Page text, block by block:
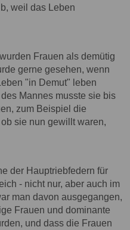
weil das Leben
Frauen als demütig
gerne gesehen, wenn
"in Demut" leben
Mannes musste sie bis
zum Beispiel die
sie nun gewillt waren,
der Hauptriebfedern für
- nicht nur, aber auch im
man davon ausgegangen,
Frauen und dominante
und dass die Frauen